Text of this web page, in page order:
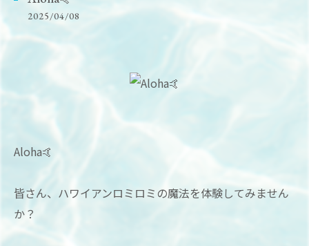
2025/04/08
Aloha🤙
皆さん、ハワイアンロミロミの魔法を体験してみません
か？